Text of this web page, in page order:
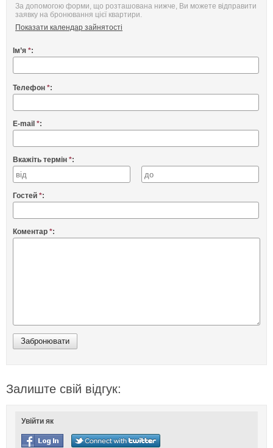
За допомогою форми, що розташована нижче, Ви можете відправити
заявку на бронювання цієї квартири.
Показати календар зайнятості
Ім’я *:
Телефон *:
E-mail *:
Вкажіть термін *:
Гостей *:
Коментар *:
Залиште свій відгук:
Увійти як